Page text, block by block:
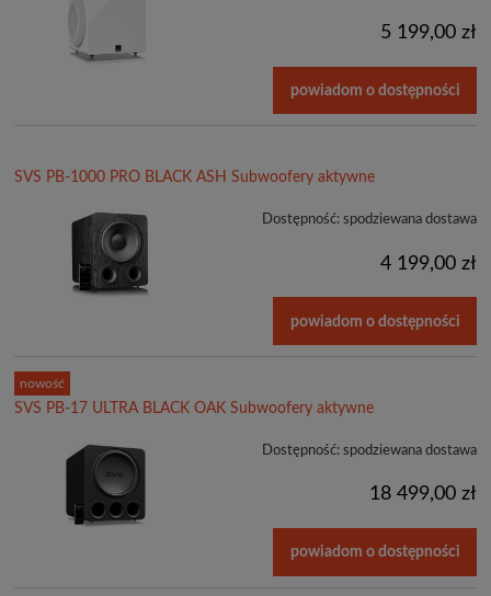
5 199,00 zł
powiadom o dostępności
SVS PB-1000 PRO BLACK ASH Subwoofery aktywne
Dostępność: spodziewana dostawa
4 199,00 zł
powiadom o dostępności
SVS PB-17 ULTRA BLACK OAK Subwoofery aktywne
Dostępność: spodziewana dostawa
18 499,00 zł
powiadom o dostępności
nowość